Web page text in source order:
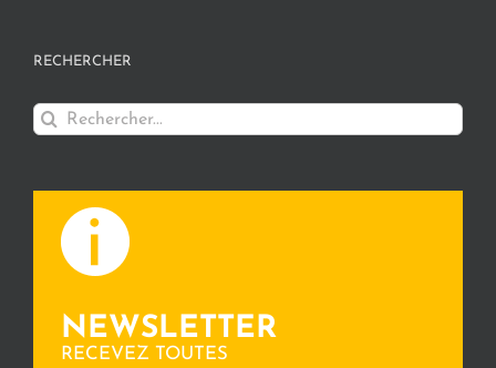
RECHERCHER
Rechercher:
NEWSLETTER
RECEVEZ TOUTES